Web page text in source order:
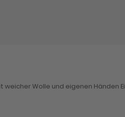
weicher Wolle und eigenen